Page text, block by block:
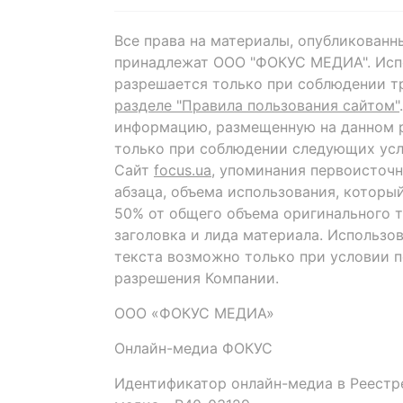
Все права на материалы,
принадлежат ООО "ФОКУС МЕДИА".
разрешается только при соблюдении
разделе "Правила пользования сайтом"
информацию, размещенную на данном
только при соблюдении следующих
Сайт focus.ua, упоминания
абзаца, объема использования,
50% от общего объема оригинального
заголовка и лида материала.
текста возможно только при условии
разрешения Компании.
ООО «ФОКУС МЕДИА»
Онлайн-медиа ФОКУС
Идентификатор онлайн-медиа в